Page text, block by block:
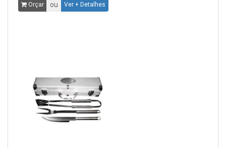
Orçar ou Ver + Detalhes